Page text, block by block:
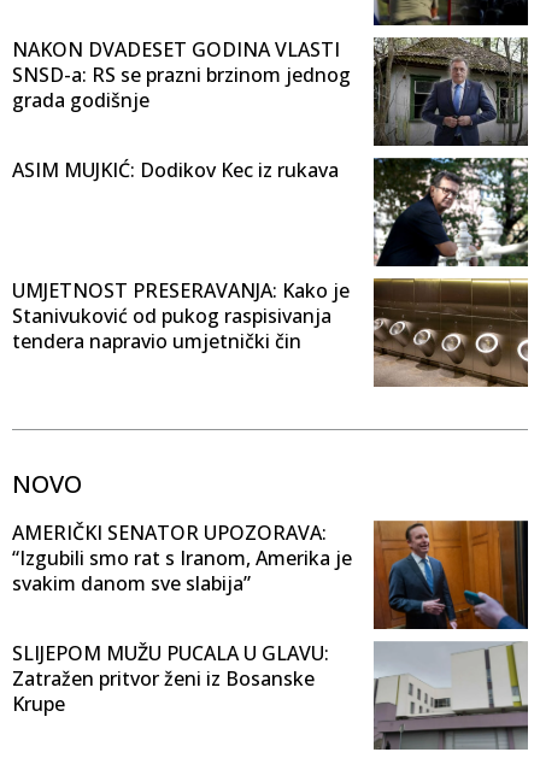
NAKON DVADESET GODINA VLASTI
SNSD-a: RS se prazni brzinom jednog
grada godišnje
ASIM MUJKIĆ: Dodikov Kec iz rukava
UMJETNOST PRESERAVANJA: Kako je
Stanivuković od pukog raspisivanja
tendera napravio umjetnički čin
NOVO
AMERIČKI SENATOR UPOZORAVA:
“Izgubili smo rat s Iranom, Amerika je
svakim danom sve slabija”
SLIJEPOM MUŽU PUCALA U GLAVU:
Zatražen pritvor ženi iz Bosanske
Krupe